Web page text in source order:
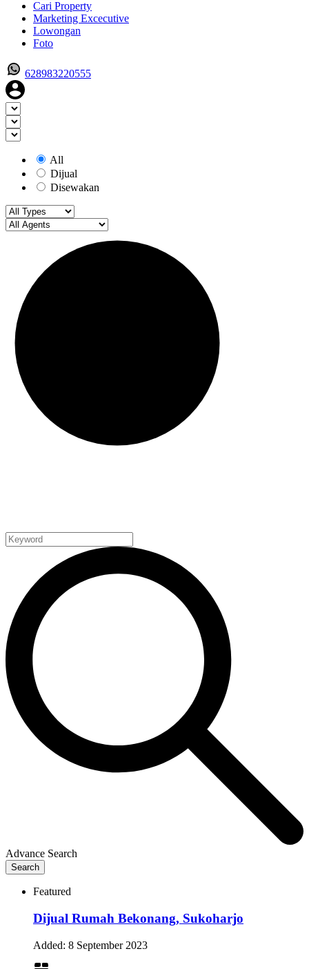
Cari Property
Marketing Excecutive
Lowongan
Foto
628983220555
All
Dijual
Disewakan
Advance Search
Search
Featured
Dijual Rumah Bekonang, Sukoharjo
Added: 8 September 2023